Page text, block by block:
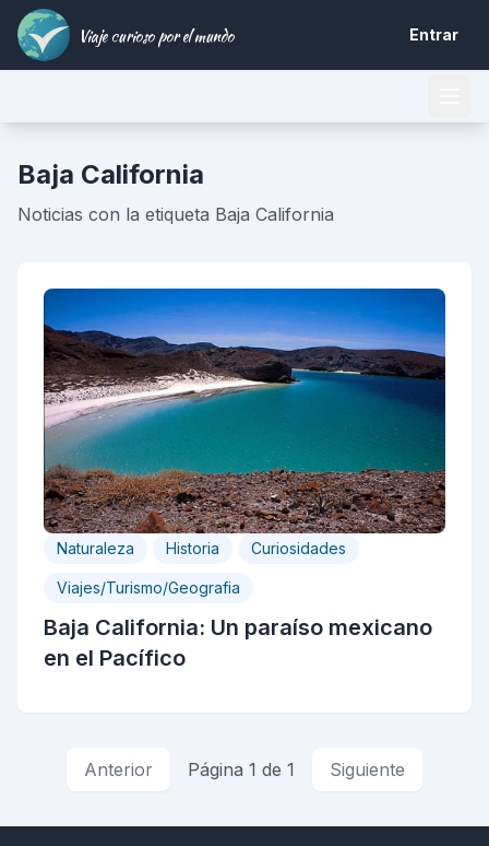
Viaje curioso por el mundo Entrar
Baja California
Noticias con la etiqueta Baja California
Naturaleza Historia Curiosidades
Viajes/Turismo/Geografia
Baja California: Un paraíso mexicano
en el Pacífico
Anterior Página 1 de 1 Siguiente